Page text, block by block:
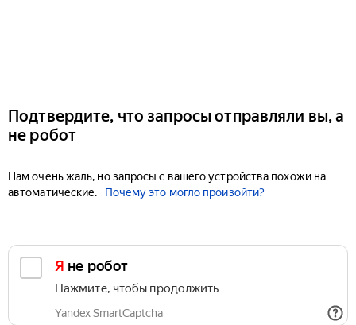
Подтвердите, что запросы отправляли вы, а
не робот
Нам очень жаль, но запросы с вашего устройства похожи на
автоматические.
Почему это могло произойти?
Я не робот
Нажмите, чтобы продолжить
Yandex SmartCaptcha